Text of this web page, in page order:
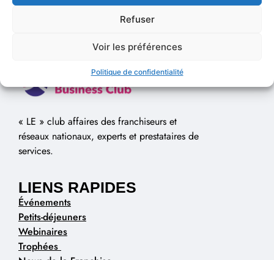
Refuser
Voir les préférences
Politique de confidentialité
« LE » club affaires des franchiseurs et
réseaux nationaux, experts et prestataires de
services.
LIENS RAPIDES
Événements
Petits-déjeuners
Webinaires
Trophées